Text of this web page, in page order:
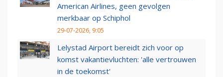
American Airlines, geen gevolgen
merkbaar op Schiphol
29-07-2026, 9:05
Lelystad Airport bereidt zich voor op
komst vakantievluchten: 'alle vertrouwen
in de toekomst'